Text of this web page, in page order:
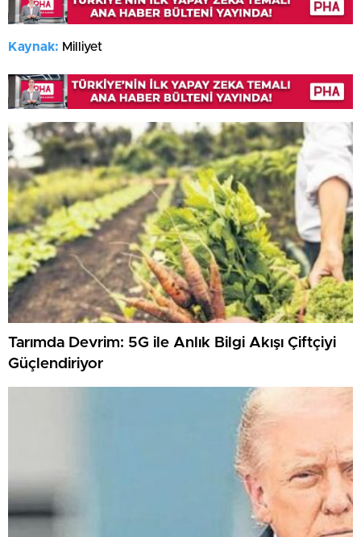
Kaynak: Milliyet
Tarımda Devrim: 5G ile Anlık Bilgi Akışı Çiftçiyi
Güçlendiriyor